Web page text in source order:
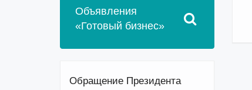
Объявления
«Готовый бизнес»
Обращение Президента